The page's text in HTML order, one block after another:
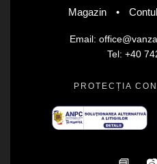
Magazin •
Email:
Tel: +40
PROTECȚIA